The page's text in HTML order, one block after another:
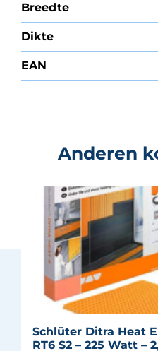
Breedte
Dikte
EAN
Anderen
Schlüter Ditra Heat
RT6 S2 – 225 Watt –